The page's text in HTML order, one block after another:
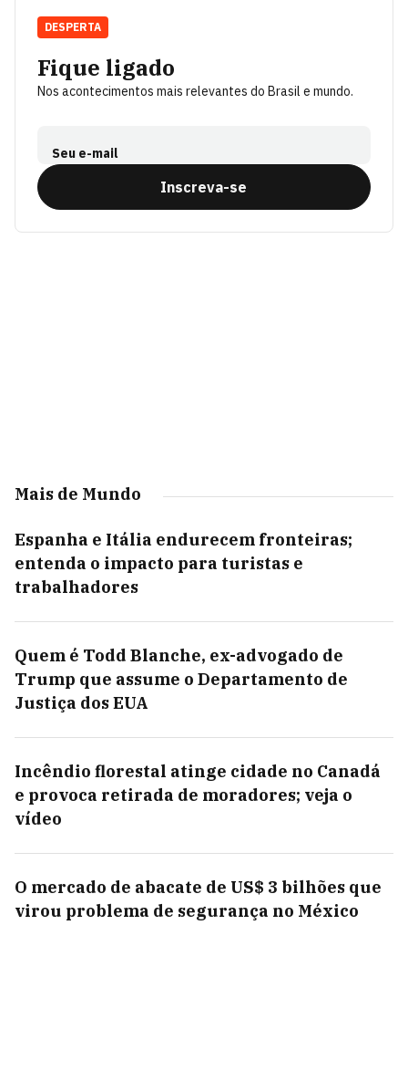
Fique ligado
Nos acontecimentos mais relevantes do Brasil e mundo.
Seu e-mail
Inscreva-se
DESPERTA
Mais de Mundo
Espanha e Itália endurecem fronteiras;
entenda o impacto para turistas e
trabalhadores
Quem é Todd Blanche, ex-advogado de
Trump que assume o Departamento de
Justiça dos EUA
Incêndio florestal atinge cidade no Canadá
e provoca retirada de moradores; veja o
vídeo
O mercado de abacate de US$ 3 bilhões que
virou problema de segurança no México